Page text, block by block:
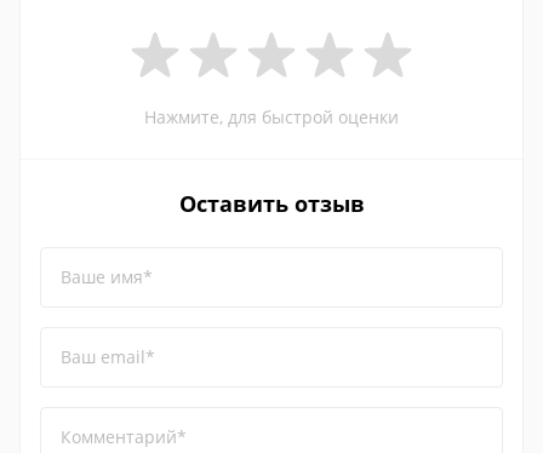
Нажмите, для быстрой оценки
Оставить отзыв
Ваше имя*
Ваш email*
Комментарий*